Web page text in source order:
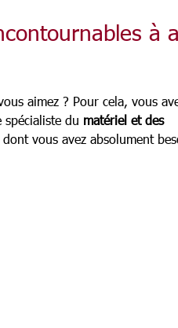
à
aimez ? Pour cela, vous
du matériel et des
vous avez absolument